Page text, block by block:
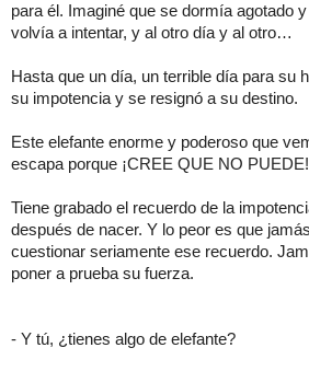
para él. Imaginé que se dormía agotado
volvía a intentar, y al otro día y al otro…
Hasta que un día, un terrible día para su
su impotencia y se resignó a su destino.
Este elefante enorme y poderoso que
escapa porque ¡CREE QUE NO PUEDE!
Tiene grabado el recuerdo de la
después de nacer. Y lo peor es que
cuestionar seriamente ese recuerdo.
poner a prueba su fuerza.
- Y tú, ¿tienes algo de elefante?